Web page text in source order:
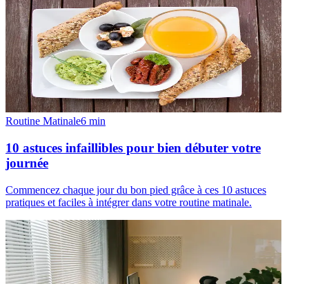
Routine Matinale6 min
10 astuces infaillibles pour bien débuter votre
journée
Commencez chaque jour du bon pied grâce à ces 10 astuces
pratiques et faciles à intégrer dans votre routine matinale.